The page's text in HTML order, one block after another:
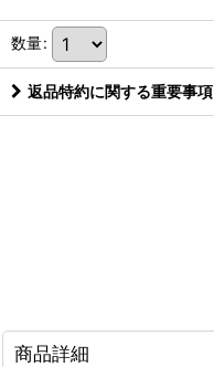
数量:
返品特約に関する重要事項
商品詳細